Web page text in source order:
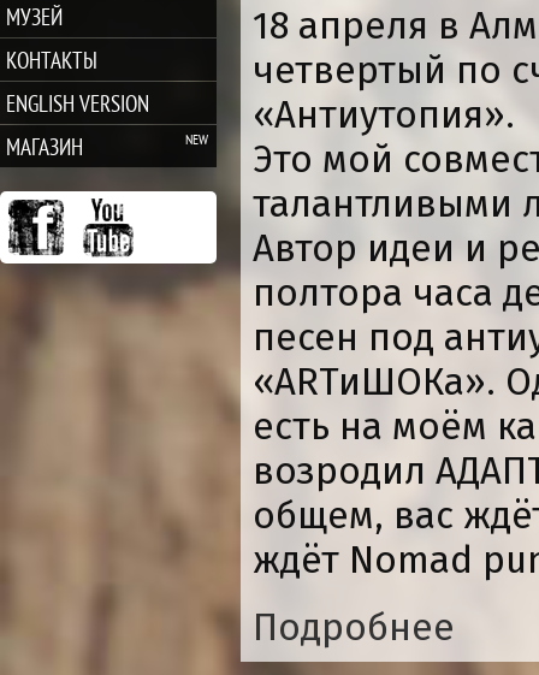
МУЗЕЙ
КОНТАКТЫ
ENGLISH VERSION
МАГАЗИН
18 апреля в
четвертый по
«Антиутопия».
Это мой
талантливыми
Автор идеи и
полтора часа
песен под
«ARТиШОКа».
есть на моём
возродил
общем, вас
ждёт Nomad
Подробнее